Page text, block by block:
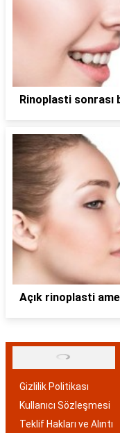
Rinoplasti sonrası
Açık rinoplasti
Gizlilik Politikası
Kullanıcı Sözleşmesi
Teklif Hakları ve Alıntı